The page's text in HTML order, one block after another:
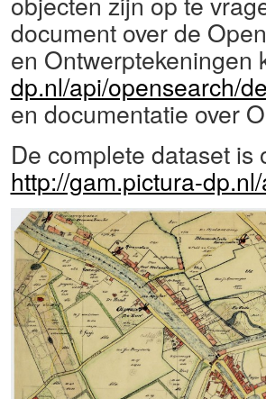
document over de
en
dp.nl/api/opensearch/
en documentatie over
De complete dataset
http://gam.pictura-